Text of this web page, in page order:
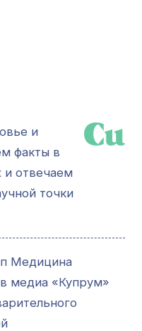
и
факты в
и отвечаем
точки
Медицина
медиа «Купрум»